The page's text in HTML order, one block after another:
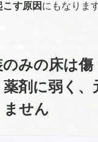
こす原因 にもなります
のみの床は傷
剤に弱く、
ません